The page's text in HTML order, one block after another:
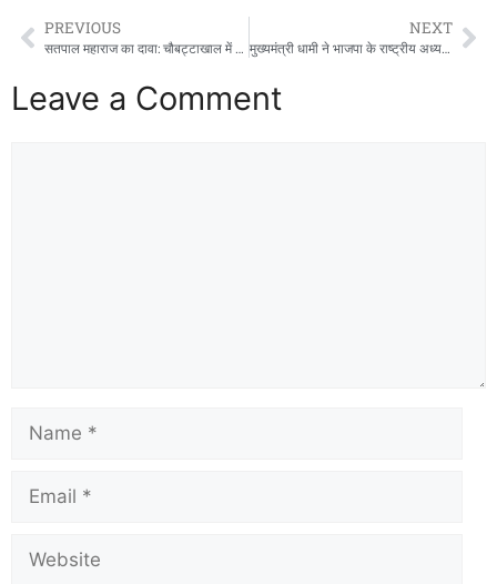
PREVIOUS
सतपाल महाराज का दावा: चौबट्टाखाल में 9 साल में हुए रिकॉर्ड विकास कार्य
NEXT
मुख्यमंत्री धामी ने भाजपा के राष्ट्रीय अध्यक्ष नितिन नवीन का सीएम आवास में किया स्वागत
Leave a Comment